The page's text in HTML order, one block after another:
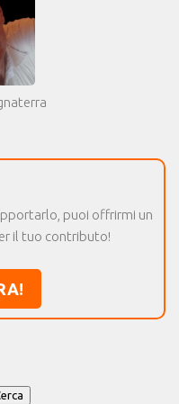
puoi offrirmi un
il tuo contributo!